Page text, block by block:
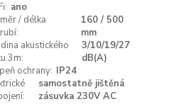
ano
/ délka
160 / 500
mm
akustického
3m:
3/10/19/27
dB(A)
ochrany: IP24
samostatně jištěná
zásuvka 230V AC